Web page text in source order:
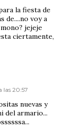
la fiesta de
de....no voy a
jejeje
ciertamente,
las 20:57
nuevas y
del armario...